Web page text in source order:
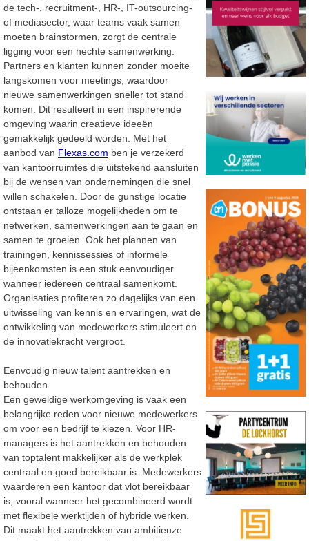
de tech-, recruitment-, HR-, IT-outsourcing-
of mediasector, waar teams vaak samen
moeten brainstormen, zorgt de centrale
ligging voor een hechte samenwerking.
Partners en klanten kunnen zonder moeite
langskomen voor meetings, waardoor
nieuwe samenwerkingen sneller tot stand
komen. Dit resulteert in een inspirerende
omgeving waarin creatieve ideeën
gemakkelijk gedeeld worden. Met het
aanbod van Flexas.com ben je verzekerd
van kantoorruimtes die uitstekend aansluiten
bij de wensen van ondernemingen die snel
willen schakelen. Door de gunstige locatie
ontstaan er talloze mogelijkheden om te
netwerken, samenwerkingen aan te gaan en
samen te groeien. Ook het plannen van
trainingen, kennissessies of informele
bijeenkomsten is een stuk eenvoudiger
wanneer iedereen centraal samenkomt.
Organisaties profiteren zo dagelijks van een
uitwisseling van kennis en ervaringen, wat de
ontwikkeling van medewerkers stimuleert en
de innovatiekracht vergroot.
Eenvoudig nieuw talent aantrekken en
behouden
Een geweldige werkomgeving is vaak een
belangrijke reden voor nieuwe medewerkers
om voor een bedrijf te kiezen. Voor HR-
managers is het aantrekken en behouden
van toptalent makkelijker als de werkplek
centraal en goed bereikbaar is. Medewerkers
waarderen een kantoor dat vlot bereikbaar
is, vooral wanneer het gecombineerd wordt
met flexibele werktijden of hybride werken.
Dit maakt het aantrekken van ambitieuze